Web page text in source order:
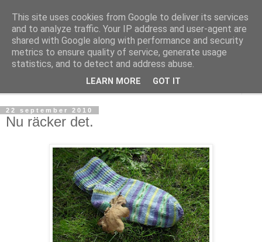
mönsterlöst
virkning och stickning maskor och varv, mönsterlöst
22 september 2010
Nu räcker det.
This site uses cookies from Google to deliver its services
and to analyze traffic. Your IP address and user-agent are
shared with Google along with performance and security
metrics to ensure quality of service, generate usage
statistics, and to detect and address abuse.
LEARN MORE GOT IT